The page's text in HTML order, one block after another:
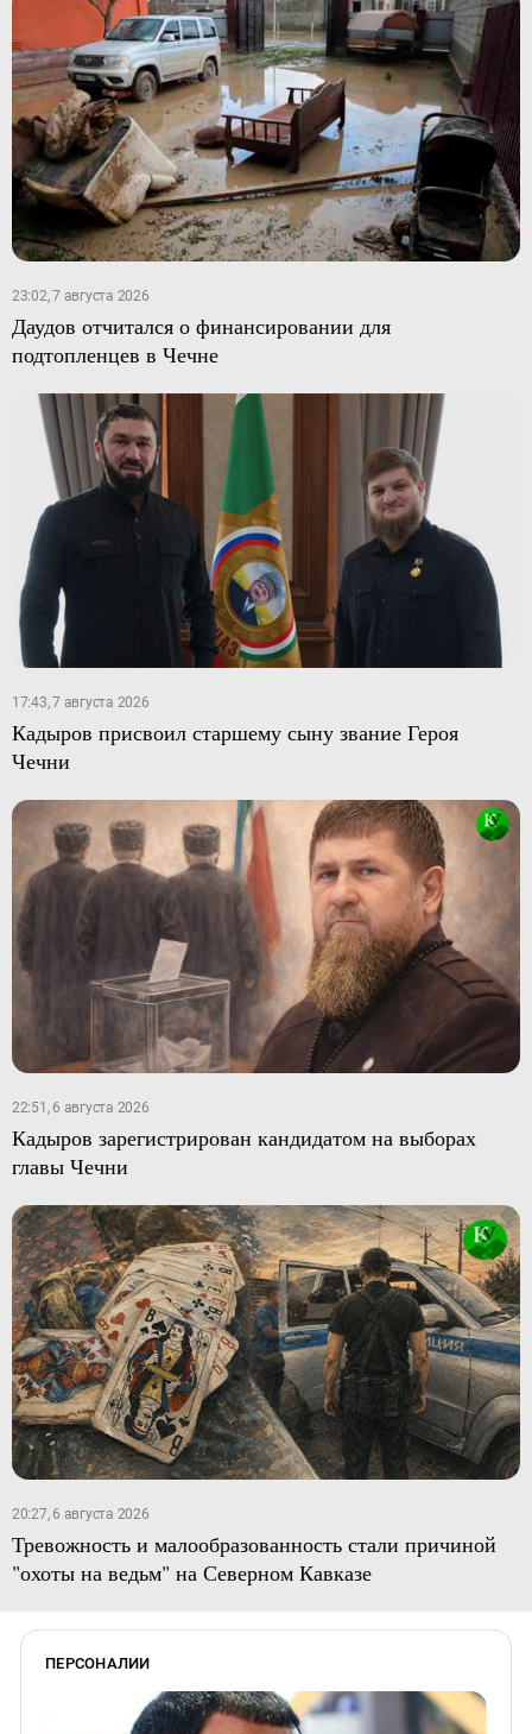
23:02, 7 августа 2026
Даудов отчитался о финансировании для
подтопленцев в Чечне
17:43, 7 августа 2026
Кадыров присвоил старшему сыну звание Героя
Чечни
22:51, 6 августа 2026
Кадыров зарегистрирован кандидатом на выборах
главы Чечни
20:27, 6 августа 2026
Тревожность и малообразованность стали причиной
"охоты на ведьм" на Северном Кавказе
ПЕРСОНАЛИИ